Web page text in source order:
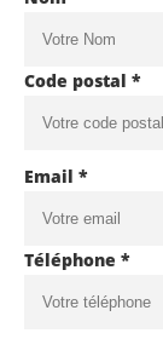
Code postal *
Email *
Téléphone *